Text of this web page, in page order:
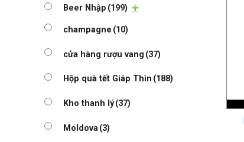
Beer Nhập (199)
champagne (10)
cửa hàng rượu vang (37)
Hộp quà tết Giáp Thìn (188)
Kho thanh lý(37)
Moldova(3)